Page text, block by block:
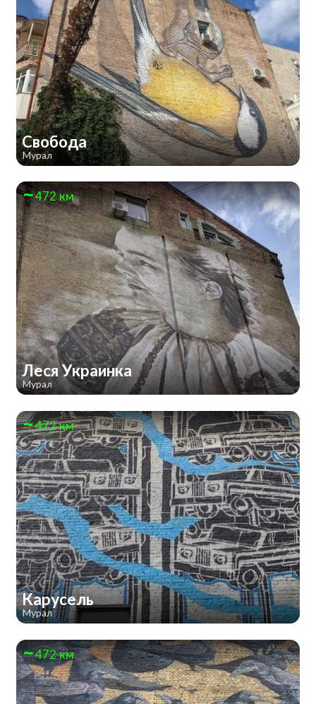
Свобода
Мурал
472 км
Леся Украинка
Мурал
472 км
Карусель
Мурал
472 км